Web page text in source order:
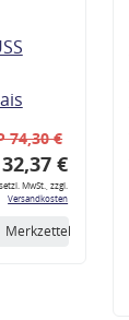
74,30 €
32,37 €
MwSt., zzgl.
Versandkosten
Merkzettel